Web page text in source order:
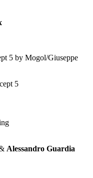
5 by Mogol/Giuseppe
5
Alessandro Guardia